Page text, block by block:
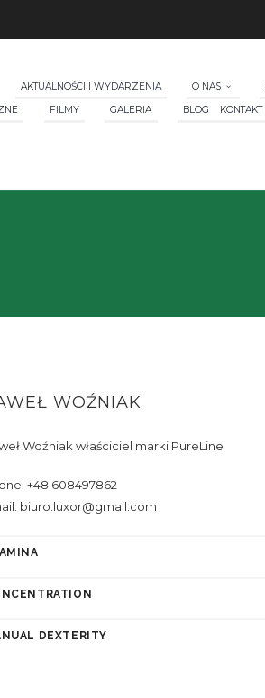
AKTUALNOŚCI I WYDARZENIA O NAS
FILMY GALERIA BLOG KONTAKT
WOŹNIAK
Woźniak właściciel marki PureLine
+48 608497862
biuro.luxor@gmail.com
DEXTERITY